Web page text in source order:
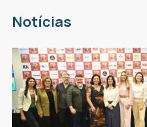
Notícias